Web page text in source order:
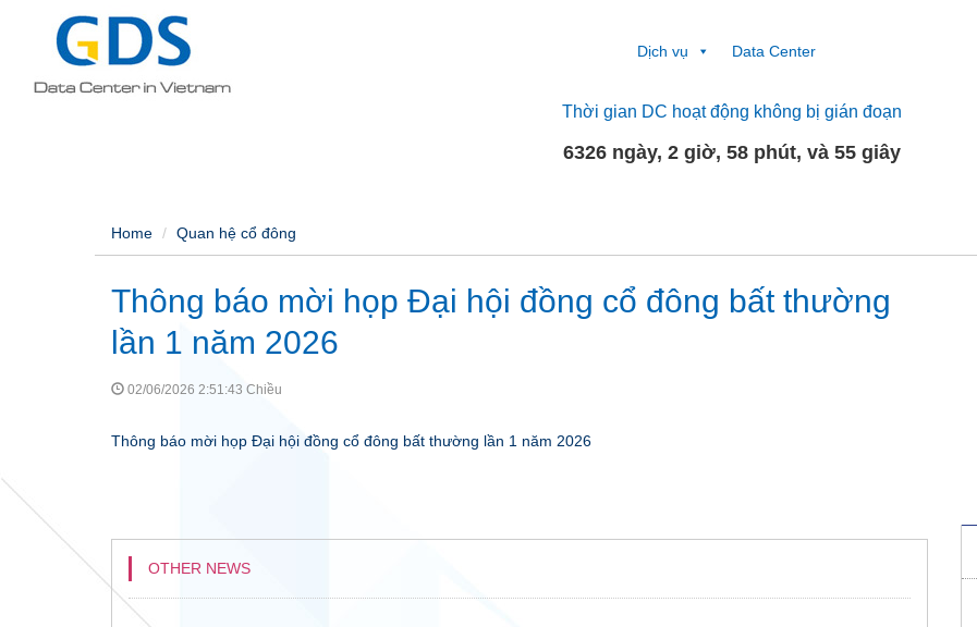
Dịch vụ Data Center
Thời gian DC hoạt động không bị gián đoạn
6326 ngày, 2 giờ, 58 phút, và 56 giây
Home Quan hệ cổ đông
Thông báo mời họp Đại hội đồng cổ đông bất thường
lần 1 năm 2026
02/06/2026 2:51:43 Chiều
Thông báo mời họp Đại hội đồng cổ đông bất thường lần 1 năm 2026
OTHER NEWS